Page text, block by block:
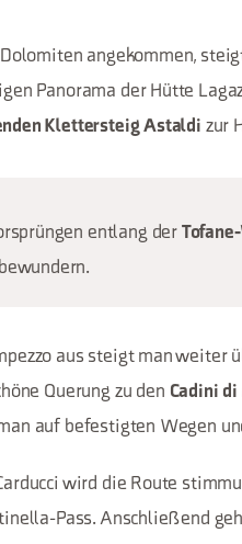
angekommen,
Panorama der Hütte
Klettersteig Astaldi zur
entlang der
aus steigt man weiter
Querung zu den Cadini
auf befestigten Wegen
wird die Route
Pass. Anschließend